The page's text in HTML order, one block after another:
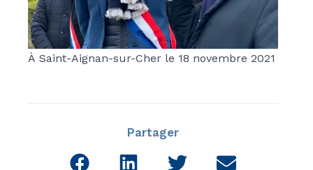
À Saint-Aignan-sur-Cher le 18 novembre 2021
Partager